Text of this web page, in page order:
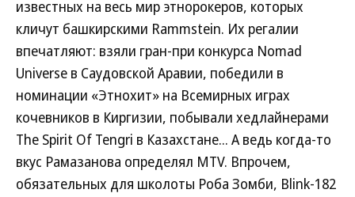
известных на весь мир этнорокеров, которых
кличут башкирскими Rammstein. Их регалии
впечатляют: взяли гран-при конкурса Nomad
Universe в Саудовской Аравии, победили в
номинации «Этнохит» на Всемирных играх
кочевников в Киргизии, побывали хедлайнерами
The Spirit Of Tengri в Казахстане... А ведь когда-то
вкус Рамазанова определял MTV. Впрочем,
обязательных для школоты Роба Зомби, Blink-182